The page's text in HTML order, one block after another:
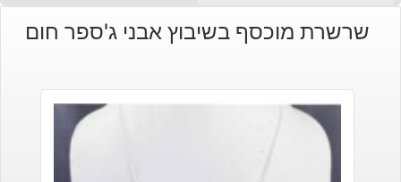
שרשרת מוכסף בשיבוץ אבני ג'ספר חום